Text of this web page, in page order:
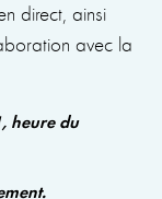
direct, ainsi
avec la
heure du